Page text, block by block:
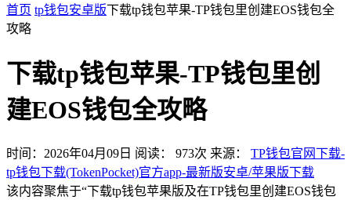
首页 tp钱包安卓版下载tp钱包苹果-TP钱包里创建EOS钱包全
攻略
下载tp钱包苹果-TP钱包里创
建EOS钱包全攻略
时间：2026年04月09日 阅读： 973次 来源： TP钱包官网下载-
tp钱包下载(TokenPocket)官方app-最新版安卓/苹果版下载
该内容聚焦于“下载tp钱包苹果版及在TP钱包里创建EOS钱包